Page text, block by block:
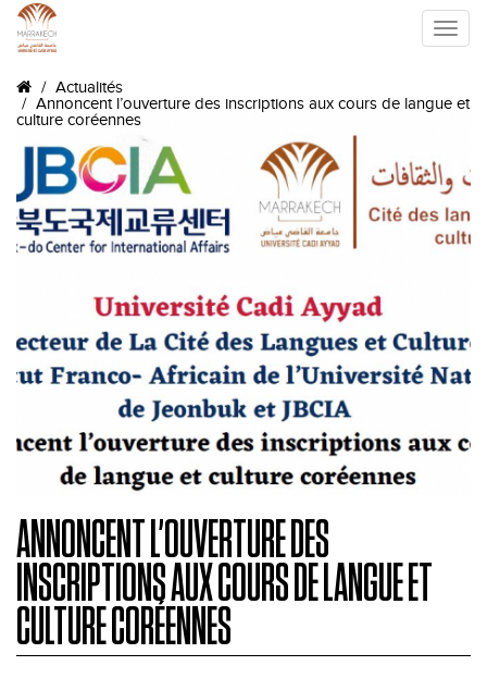
Toggle
Actualités
Annoncent l’ouverture des inscriptions aux cours de langue et
culture coréennes
ANNONCENT L’OUVERTURE DES
INSCRIPTIONS AUX COURS DE LANGUE ET
CULTURE CORÉENNES